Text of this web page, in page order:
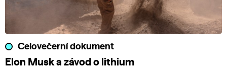
Celovečerní dokument
Elon Musk a závod o lithium